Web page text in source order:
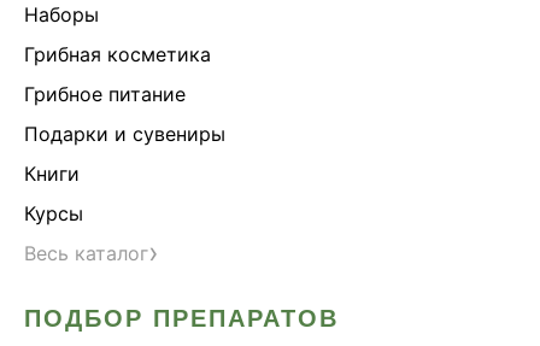
Наборы
Грибная косметика
Грибное питание
Подарки и сувениры
Книги
Курсы
Весь каталог›
ПОДБОР ПРЕПАРАТОВ